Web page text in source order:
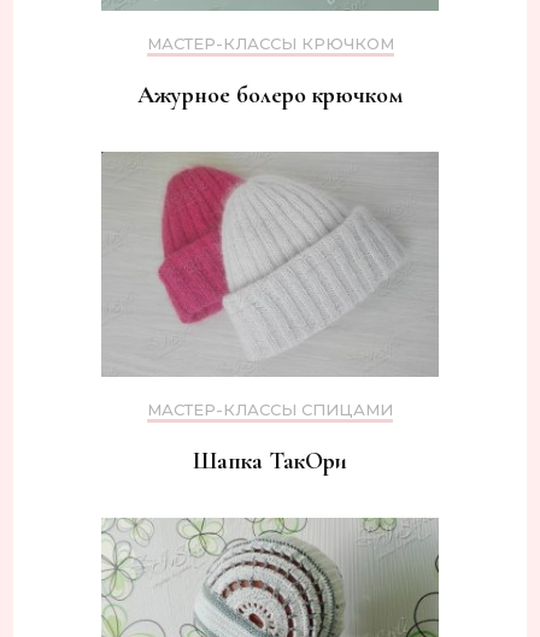
МАСТЕР-КЛАССЫ КРЮЧКОМ
Ажурное болеро крючком
МАСТЕР-КЛАССЫ СПИЦАМИ
Шапка ТакОри